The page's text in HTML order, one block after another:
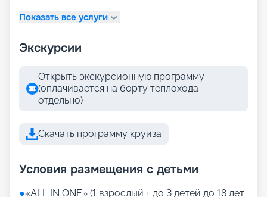
Показать все услуги
Экскурсии
Открыть экскурсионную программу
(оплачивается на борту теплохода
отдельно)
Скачать программу круиза
Условия размещения с детьми
●«АLL IN ONE» (1 взрослый + до 3 детей до 18 лет